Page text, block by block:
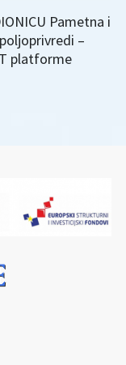
Pametna i
–
platforme